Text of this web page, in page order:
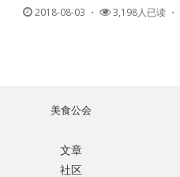
2018-08-03 ・ 3,198人已读 ・
美食公会
文章
社区